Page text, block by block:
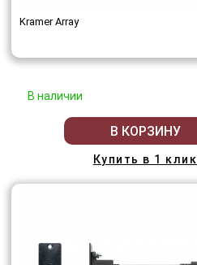
Kramer Array
В наличии
В КОРЗИНУ
Купить в 1 клик